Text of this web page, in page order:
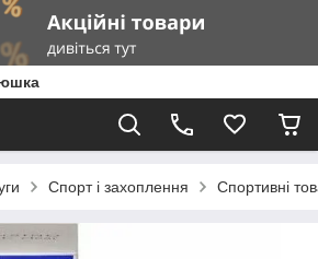
Спорт і захоплення Спортивні